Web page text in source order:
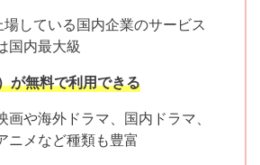
している国内企業のサービス
国内最大級
が無料で利用できる
画や海外ドラマ、国内ドラマ、
ニメなど種類も豊富